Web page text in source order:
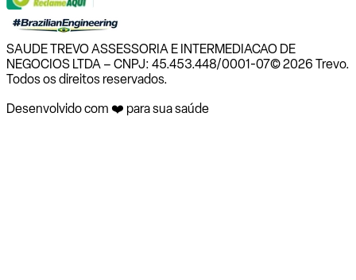
SAUDE TREVO ASSESSORIA E INTERMEDIACAO DE
NEGOCIOS LTDA – CNPJ: 45.453.448/0001-07© 2026 Trevo.
Todos os direitos reservados.
Desenvolvido com ❤️ para sua saúde